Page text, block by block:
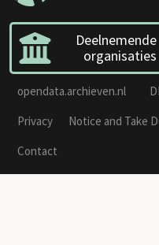
Deelnemende
organisaties
opendata.archieven.nl
Privacy
Notice and Take
Contact